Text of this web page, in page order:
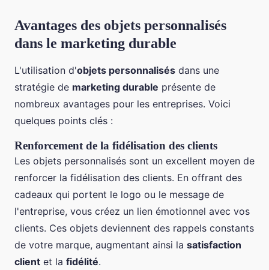
Avantages des objets personnalisés
dans le marketing durable
L'utilisation d'objets personnalisés dans une
stratégie de marketing durable présente de
nombreux avantages pour les entreprises. Voici
quelques points clés :
Renforcement de la fidélisation des clients
Les objets personnalisés sont un excellent moyen de
renforcer la fidélisation des clients. En offrant des
cadeaux qui portent le logo ou le message de
l'entreprise, vous créez un lien émotionnel avec vos
clients. Ces objets deviennent des rappels constants
de votre marque, augmentant ainsi la satisfaction
client et la fidélité.